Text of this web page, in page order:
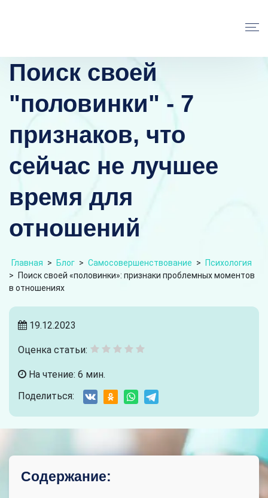
Поиск своей
"половинки" - 7
признаков, что
сейчас не лучшее
время для
отношений
Главная > Блог > Самосовершенствование >
Психология
>
Поиск своей «половинки»: признаки проблемных моментов
в отношениях
19.12.2023
Оценка статьи:
На чтение: 6 мин.
Поделиться:
Содержание: